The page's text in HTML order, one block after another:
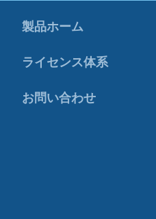
製品ホーム
ライセンス体系
お問い合わせ